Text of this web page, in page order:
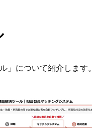
」について紹介します。